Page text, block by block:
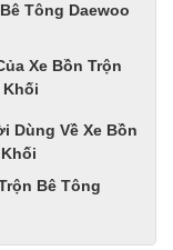
Tông Daewoo
Xe Bồn Trộn
Khối
Dùng Về Xe Bồn
Bê Tông